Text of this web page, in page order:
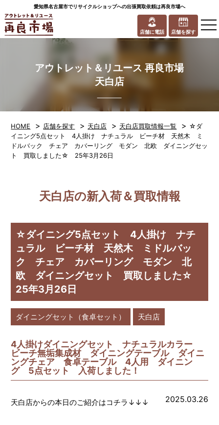
愛知県名古屋市でリサイクルショップへの出張買取依頼は再良市場へ
店舗に電話 店舗を探す
アウトレット＆リユース 再良市場
天白店
HOME > 店舗を探す > 天白店 > 天白店買取情報一覧 > ☆ダ
イニング5点セット 4人掛け ナチュラル ビーチ材 天然木 ミ
ドルバック チェア カバーリング モダン 北欧 ダイニングセッ
ト 買取しました☆ 25年3月26日
天白店の新入荷＆買取情報
☆ダイニング5点セット 4人掛け ナチ
ュラル ビーチ材 天然木 ミドルバッ
ク チェア カバーリング モダン 北
欧 ダイニングセット 買取しました☆
25年3月26日
ダイニングセット（食卓セット） 天白店
4人掛けダイニングセット ナチュラルカラー
ビーチ無垢集成材 ダイニングテーブル ダイニ
ングチェア 食卓テーブル 4人用 ダイニン
グ 5点セット 入荷しました！
2025.03.26
天白店からの本日のご紹介はコチラ↓↓↓